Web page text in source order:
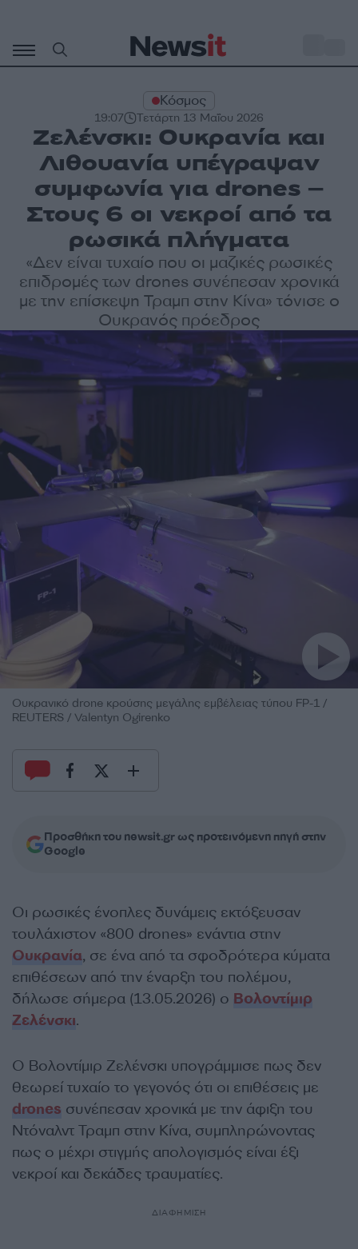
περιεχόμενο
Κόσμος
19:07 Τετάρτη 13 Μαΐου 2026
Ζελένσκι: Ουκρανία και
Λιθουανία υπέγραψαν
συμφωνία για drones –
Στους 6 οι νεκροί από τα
ρωσικά πλήγματα
«Δεν είναι τυχαίο που οι μαζικές ρωσικές
επιδρομές των drones συνέπεσαν χρονικά
με την επίσκεψη Τραμπ στην Κίνα» τόνισε ο
Ουκρανός πρόεδρος
Ουκρανικό drone κρούσης μεγάλης εμβέλειας τύπου FP-1 /
REUTERS / Valentyn Ogirenko
Προσθήκη του newsit.gr ως προτεινόμενη πηγή στην
Google
Οι ρωσικές ένοπλες δυνάμεις εκτόξευσαν
τουλάχιστον «800 drones» ενάντια στην
Ουκρανία, σε ένα από τα σφοδρότερα κύματα
επιθέσεων από την έναρξη του πολέμου,
δήλωσε σήμερα (13.05.2026) ο Βολοντίμιρ
Ζελένσκι.
Ο Βολοντίμιρ Ζελένσκι υπογράμμισε πως δεν
θεωρεί τυχαίο το γεγονός ότι οι επιθέσεις με
drones συνέπεσαν χρονικά με την άφιξη του
Ντόναλντ Τραμπ στην Κίνα, συμπληρώνοντας
πως ο μέχρι στιγμής απολογισμός είναι έξι
νεκροί και δεκάδες τραυματίες.
ΔΙΑΦΗΜΙΣΗ